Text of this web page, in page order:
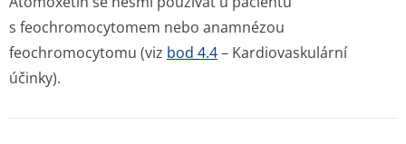
s feochromocytomem nebo anamnézou
feochromocytomu (viz bod 4.4– Kardiovaskulární
účinky).